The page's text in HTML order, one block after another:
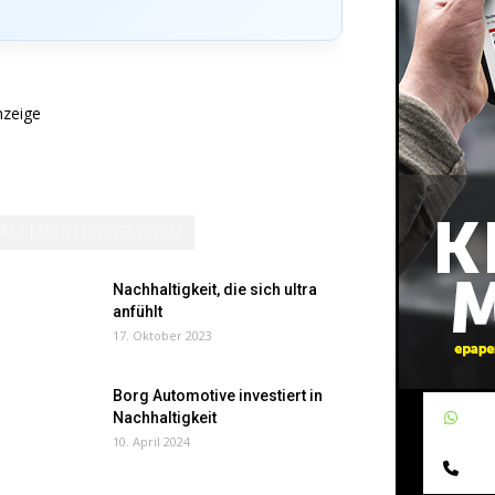
Nachhaltigkeit, die sich ultra
anfühlt
17. Oktober 2023
Borg Automotive investiert in
Nachhaltigkeit
10. April 2024